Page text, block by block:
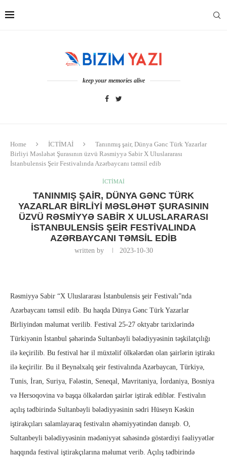
keep your memories alive
Home İCTİMAİ
Tanınmış şair, Dünya Gənc Türk Yazarlar
Birliyi Məsləhət Şurasının üzvü Rəsmiyyə Sabir X Uluslararası
İstanbulensis Şeir Festivalında Azərbaycanı təmsil edib
İCTİMAİ
TANINMIŞ ŞAIR, DÜNYA GƏNC TÜRK
YAZARLAR BIRLIYI MƏSLƏHƏT ŞURASININ
ÜZVÜ RƏSMIYYƏ SABIR X ULUSLARARASI
İSTANBULENSIS ŞEIR FESTIVALINDA
AZƏRBAYCANI TƏMSIL EDIB
written by 2023-10-30
Rəsmiyyə Sabir “X Uluslararası İstanbulensis şeir Festivalı”nda
Azərbaycanı təmsil edib. Bu haqda Dünya Gənc Türk Yazarlar
Birliyindən məlumat verilib. Festival 25-27 oktyabr tarixlərində
Türkiyənin İstanbul şəhərində Sultanbəyli bələdiyyəsinin təşkilatçılığı
ilə keçirilib. Bu festival hər il müxtəlif ölkələrdən olan şairlərin iştirakı
ilə keçirilir. Bu il Beynəlxalq şeir festivalında Azərbaycan, Türkiyə,
Tunis, İran, Suriya, Fələstin, Seneqal, Mavritaniya, İordaniya, Bosniya
və Hersoqovina və başqa ölkələrdən şairlər iştirak ediblər. Festivalın
açılış tədbirində Sultanbəyli bələdiyyəsinin sədri Hüseyn Kəskin
iştirakçıları salamlayaraq festivalın əhəmiyyətindən danışıb. O,
Sultanbeyli bələdiyyəsinin mədəniyyət sahəsində göstərdiyi fəaliyyətlər
haqqında festival iştirakçılarına məlumat verib. Açılış tədbirində